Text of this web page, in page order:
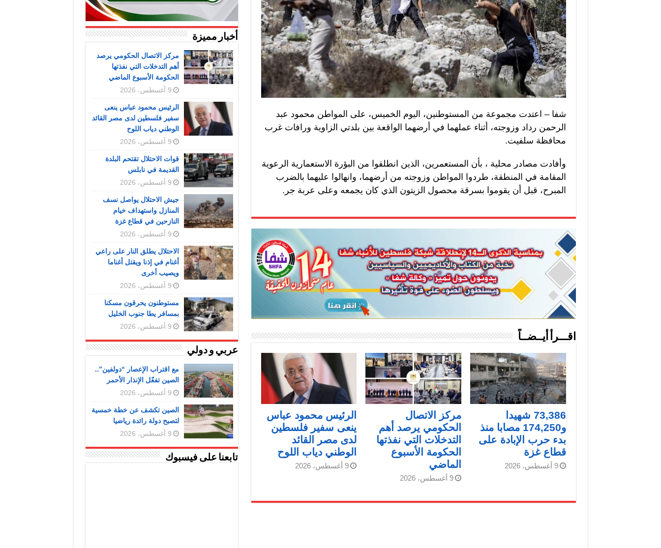
شفا – اعتدت مجموعة من المستوطنين، اليوم الخميس، على المواطن محمود عبد
الرحمن رداد وزوجته، أثناء عملهما في أرضهما الواقعة بين بلدتي الزاوية ورافات غرب
محافظة سلفيت.
وأفادت مصادر محلية ، بأن المستعمرين، الذين انطلقوا من البؤرة الاستعمارية الرعوية
المقامة في المنطقة، طردوا المواطن وزوجته من أرضهما، وانهالوا عليهما بالضرب
المبرح، قبل أن يقوموا بسرقة محصول الزيتون الذي كان يجمعه وعلى عربة جر.
اقـــرأ أيــضــاً
73,386 شهيدا
و174,250 مصابا منذ
بدء حرب الإبادة على
قطاع غزة
9 أغسطس، 2026
مركز الاتصال
الحكومي يرصد أهم
التدخلات التي نفذتها
الحكومة الأسبوع
الماضي
9 أغسطس، 2026
الرئيس محمود عباس
ينعى سفير فلسطين
لدى مصر القائد
الوطني دياب اللوح
9 أغسطس، 2026
أخبار مميزة
مركز الاتصال الحكومي يرصد
أهم التدخلات التي نفذتها
الحكومة الأسبوع الماضي
9 أغسطس، 2026
الرئيس محمود عباس ينعى
سفير فلسطين لدى مصر القائد
الوطني دياب اللوح
9 أغسطس، 2026
قوات الاحتلال تقتحم البلدة
القديمة في نابلس
9 أغسطس، 2026
جيش الاحتلال يواصل نسف
المنازل واستهداف خيام
النازحين في قطاع غزة
9 أغسطس، 2026
الاحتلال يطلق النار على راعي
أغنام في إذنا ويقتل أغناما
ويصيب أخرى
9 أغسطس، 2026
مستوطنون يحرقون مسكنا
بمسافر يطا جنوب الخليل
9 أغسطس، 2026
عربي و دولي
مع اقتراب الإعصار “دولفين”..
الصين تفعّل الإنذار الأحمر
9 أغسطس، 2026
الصين تكشف عن خطة خمسية
لتصبح دولة رائدة رياضيا
9 أغسطس، 2026
تابعنا على فيسبوك